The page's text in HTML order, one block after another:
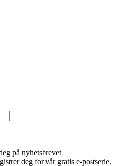
på nyhetsbrevet
deg for vår gratis e-postserie.